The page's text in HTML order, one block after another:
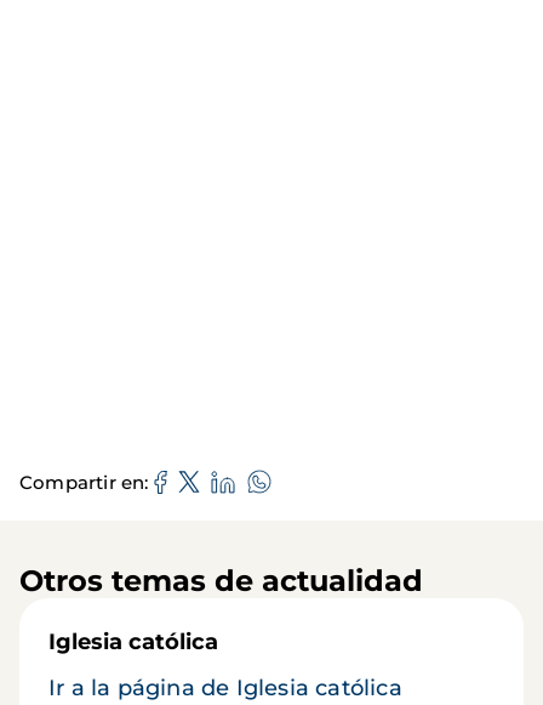
Compartir en
Otros temas de actualidad
Iglesia católica
Ir a la página de Iglesia católica